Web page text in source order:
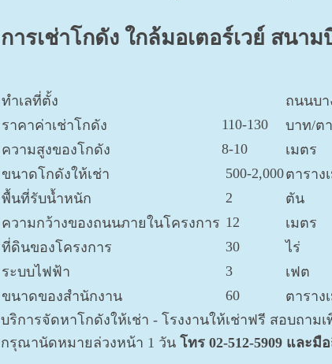
การเช่าโกดัง ใกล้มอเตอร์เวย์ สน
ทำเลที่ตั้ง
ถนนบา
ราคาค่าเช่าโกดัง
110-130
บาท/ต
ความสูงของโกดัง
8-10
เมตร
ขนาดโกดังให้เช่า
500-2,000ตาราง
พื้นที่รับน้ำหนัก
2
ตัน
ความกว้างของถนนภายในโครงการ 12
เมตร
ที่ดินของโครงการ
30
ไร่
ระบบไฟฟ้า
3
เฟต
ขนาดของสำนักงาน
60
ตาราง
บริการจัดหาโกดังให้เช่า - โรงงานให้เช่าฟรี สอบถา
กรุณานัดหมายล่วงหน้า 1 วัน โทร 02-512-5909 และมื